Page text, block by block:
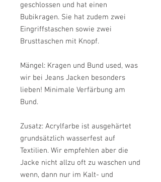
geschlossen und hat einen
Bubikragen. Sie hat zudem zwei
Eingriffstaschen sowie zwei
Brusttaschen mit Knopf.
Mängel: Kragen und Bund used, was
wir bei Jeans Jacken besonders
lieben! Minimale Verfärbung am
Bund.
Zusatz: Acrylfarbe ist ausgehärtet
grundsätzlich wasserfest auf
Textilien. Wir empfehlen aber die
Jacke nicht allzu oft zu waschen und
wenn, dann nur im Kalt- und